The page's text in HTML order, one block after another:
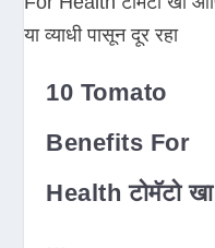
10 Tomato
Benefits For
Health टोमॅटो खा